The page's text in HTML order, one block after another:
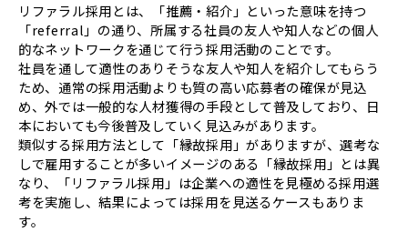
リファラル採用とは、「推薦・紹介」といった意味を持つ
「referral」の通り、所属する社員の友人や知人などの個人
的なネットワークを通じて行う採用活動のことです。
社員を通して適性のありそうな友人や知人を紹介してもらう
ため、通常の採用活動よりも質の高い応募者の確保が見込
め、外では一般的な人材獲得の手段として普及しており、日
本においても今後普及していく見込みがあります。
類似する採用方法として「縁故採用」がありますが、選考な
しで雇用することが多いイメージのある「縁故採用」とは異
なり、「リファラル採用」は企業への適性を見極める採用選
考を実施し、結果によっては採用を見送るケースもありま
す。